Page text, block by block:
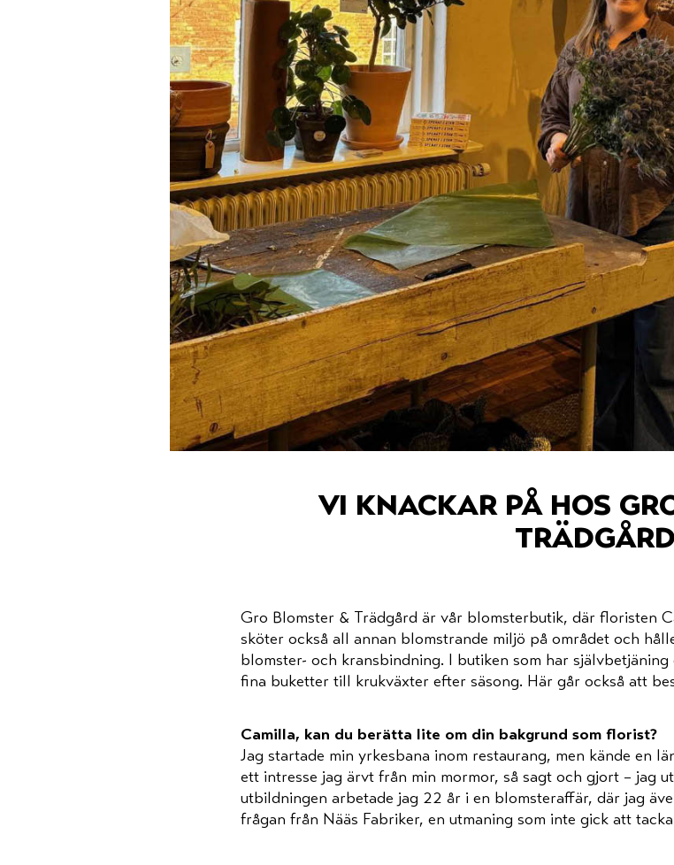
vi knackar på hos
trädgård
Gro Blomster & Trädgård är vår blomsterbutik, där floristen
sköter också all annan blomstrande miljö på området och
blomster- och kransbindning. I butiken som har
fina buketter till krukväxter efter säsong. Här går också att
Camilla, kan du berätta lite om din bakgrund som florist?
Jag startade min yrkesbana inom restaurang, men kände en
ett intresse jag ärvt från min mormor, så sagt och gjort – jag
utbildningen arbetade jag 22 år i en blomsteraffär, där jag
frågan från Nääs Fabriker, en utmaning som inte gick att